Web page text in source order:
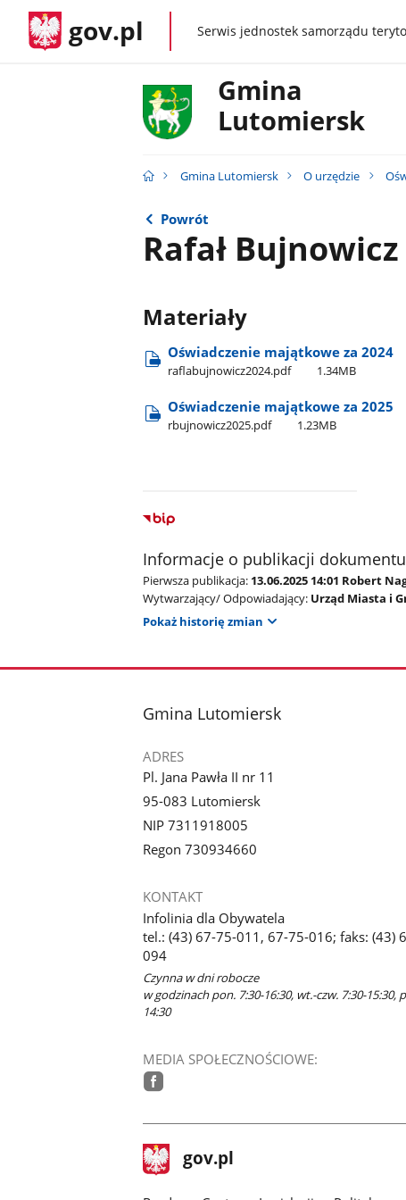
gov.pl gov.plSerwis jednostek samorządu
Gmina
Lutomiersk
Gmina Lutomiersk O urzędzie
Powrót
Rafał Bujnowicz
Materiały
Oświadczenie majątkowe za 2024
raflabujnowicz2024.pdf 1.34MB
Oświadczenie majątkowe za 2025
rbujnowicz2025.pdf 1.23MB
Informacje o publikacji dokumentu
Pierwsza publikacja: 13.06.2025 14:01 Robert
Wytwarzający/ Odpowiadający: Urząd Miasta i
Pokaż historię zmian
stopka
Gmina Lutomiersk
ADRES
Pl. Jana Pawła II nr 11
95-083 Lutomiersk
NIP 7311918005
Regon 730934660
KONTAKT
Infolinia dla Obywatela
tel.: (43) 67-75-011, 67-75-016; faks: (43)
094
Czynna w dni robocze
w godzinach pon. 7:30-16:30, wt.-czw. 7:30-15:30,
14:30
MEDIA SPOŁECZNOŚCIOWE:
stopka
gov.pl Strona
gov.pl